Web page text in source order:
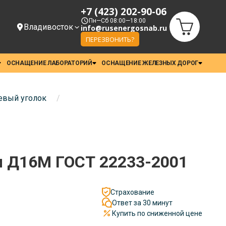
Владивосток
+7 (423) 202-90-06
Пн—Сб 08:00—18:00
info@rusenergosnab.ru
ПЕРЕЗВОНИТЬ?
ОСНАЩЕНИЕ ЛАБОРАТОРИЙ ОСНАЩЕНИЕ ЖЕЛЕЗНЫХ ДОРОГ
уголок /
ГОСТ 22233-2001
Страхование
Ответ за 30 минут
Купить по сниженной цене